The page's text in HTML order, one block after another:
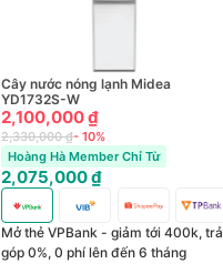
Cây nước nóng lạnh Midea
YD1732S-W
2,100,000 ₫
2,330,000 ₫- 10%
Hoàng Hà Member Chỉ Từ
2,075,000 ₫
Mở thẻ VPBank - giảm tới 400k, trả
góp 0%, 0 phí lên đến 6 tháng